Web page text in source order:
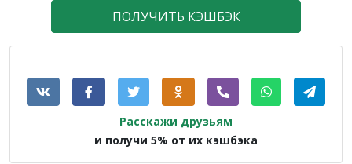
ПОЛУЧИТЬ КЭШБЭК
Расскажи друзьям
и получи 5% от их кэшбэка